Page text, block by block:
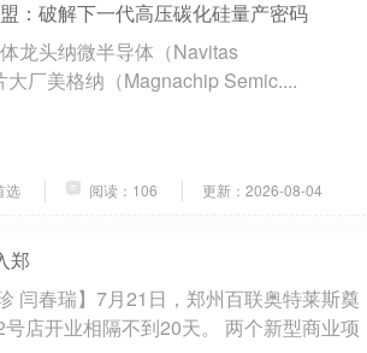
：破解下一代高压碳化硅量产密码
龙头纳微半导体（Navitas
厂美格纳（Magnachip Semic....
选 阅读：106 更新：2026-08-04
郑
闫春瑞】7月21日，郑州百联奥特莱斯奠
店开业相隔不到20天。 两个新型商业项